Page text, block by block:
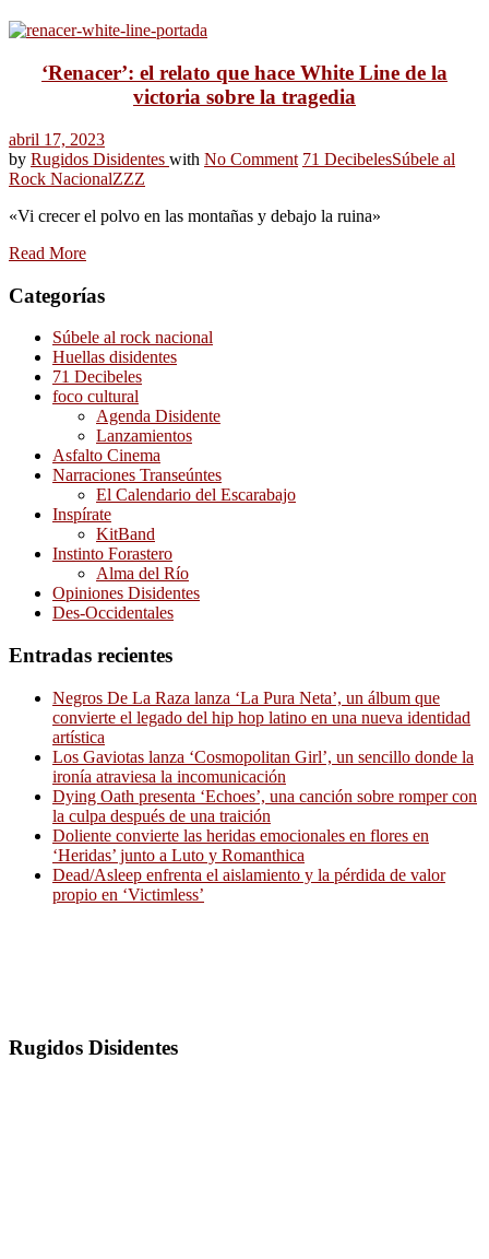
‘Renacer’: el relato que hace White Line de la
victoria sobre la tragedia
abril 17, 2023
by Rugidos Disidentes with No Comment 71 DecibelesSúbele al
Rock NacionalZZZ
«Vi crecer el polvo en las montañas y debajo la ruina»
Read More
Categorías
Súbele al rock nacional
Huellas disidentes
71 Decibeles
foco cultural
Agenda Disidente
Lanzamientos
Asfalto Cinema
Narraciones Transeúntes
El Calendario del Escarabajo
Inspírate
KitBand
Instinto Forastero
Alma del Río
Opiniones Disidentes
Des-Occidentales
Entradas recientes
Negros De La Raza lanza ‘La Pura Neta’, un álbum que
convierte el legado del hip hop latino en una nueva identidad
artística
Los Gaviotas lanza ‘Cosmopolitan Girl’, un sencillo donde la
ironía atraviesa la incomunicación
Dying Oath presenta ‘Echoes’, una canción sobre romper con
la culpa después de una traición
Doliente convierte las heridas emocionales en flores en
‘Heridas’ junto a Luto y Romanthica
Dead/Asleep enfrenta el aislamiento y la pérdida de valor
propio en ‘Victimless’
Rugidos Disidentes